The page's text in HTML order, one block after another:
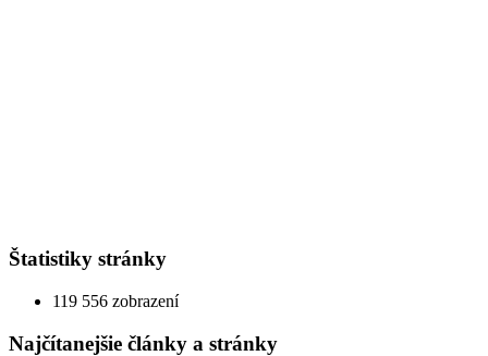
Štatistiky stránky
119 556 zobrazení
Najčítanejšie články a stránky